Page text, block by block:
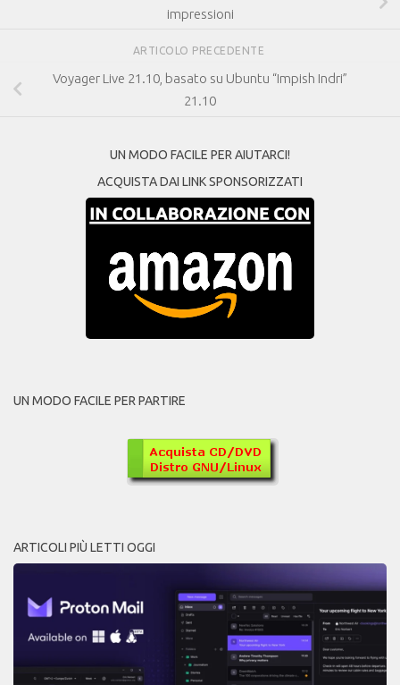
impressioni
ARTICOLO PRECEDENTE
Voyager Live 21.10, basato su Ubuntu “Impish Indri”
21.10
UN MODO FACILE PER AIUTARCI!
ACQUISTA DAI LINK SPONSORIZZATI
UN MODO FACILE PER PARTIRE
ARTICOLI PIÙ LETTI OGGI